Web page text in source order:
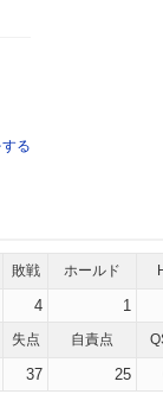
る
敗戦 ホールド
4 1
失点 自責点
37 25